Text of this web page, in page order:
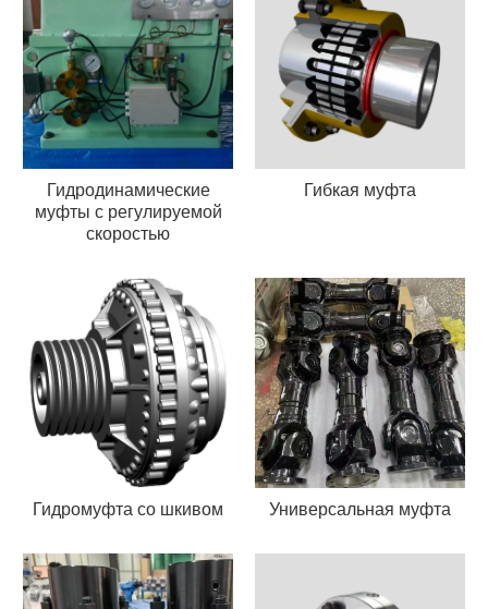
Гидродинамические
муфты с регулируемой
скоростью
Гибкая муфта
Гидромуфта со шкивом Универсальная муфта